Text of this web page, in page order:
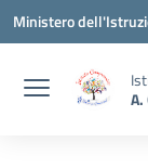
Vai ai contenuti
Vai al menu di
Vai al footer
Ministero
A.